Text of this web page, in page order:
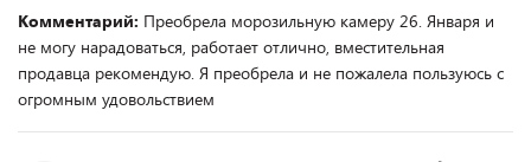
Комментарий: Преобрела морозильную камеру 26. Января и
не могу нарадоваться, работает отлично, вместительная
продавца рекомендую. Я преобрела и не пожалела пользуюсь с
огромным удовольствием